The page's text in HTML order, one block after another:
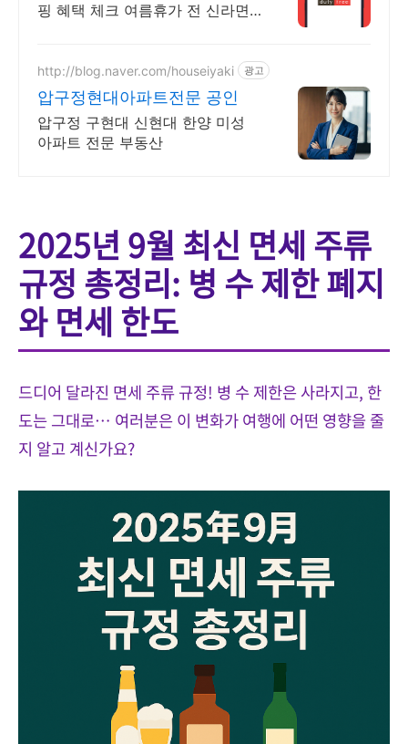
핑 혜택 체크 여름휴가 전 신라면
http://blog.naver.com/houseiyaki 광고
압구정현대아파트전문 공인
압구정 구현대 신현대 한양 미성
아파트 전문 부동산
2025년 9월 최신 면세 주류
규정 총정리: 병 수 제한 폐지
와 면세 한도
드디어 달라진 면세 주류 규정! 병 수 제한은 사라지고, 한
도는 그대로… 여러분은 이 변화가 여행에 어떤 영향을 줄
지 알고 계신가요?